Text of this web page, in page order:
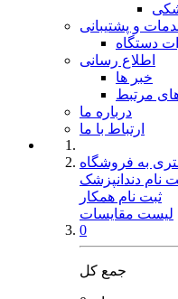
و پشتیبانی
دستگاه
اطلاع رسانی
خبر ها
مرتبط
درباره ما
ارتباط با ما
به فروشگاه
نام دندانپزشک
ثبت نام همکار
لیست مقایسات
0
جمع کل